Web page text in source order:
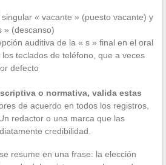
« vacante » (puesto vacante) y
» (descanso)
auditiva de la « s » final en el oral
teclados de teléfono, que a veces
defecto
o normativa, valida estas
de acuerdo en todos los registros,
redactor o una marca que las
credibilidad.
resume en una frase: la elección